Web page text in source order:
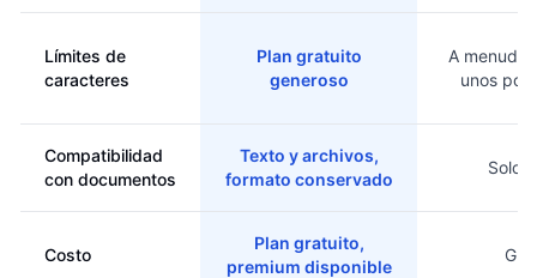
Límites de
caracteres
Plan gratuito
generoso
A menudo
unos
Compatibilidad
con documentos
Texto y archivos,
formato conservado
Solo
Costo
Plan gratuito,
premium disponible